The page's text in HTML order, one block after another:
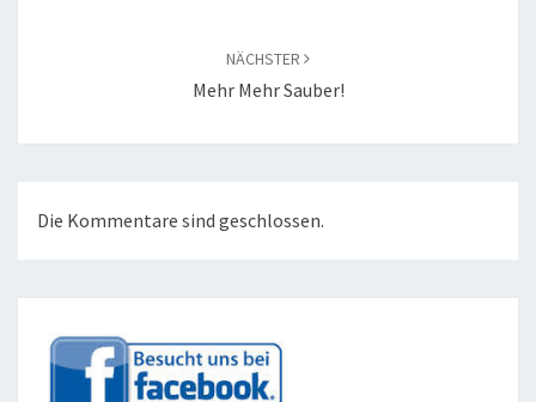
NÄCHSTER
Mehr Mehr Sauber!
Die Kommentare sind geschlossen.